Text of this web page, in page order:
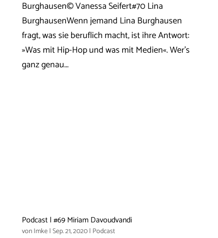
Burghausen© Vanessa Seifert#70 Lina
BurghausenWenn jemand Lina Burghausen
fragt, was sie beruflich macht, ist ihre Antwort:
»Was mit Hip-Hop und was mit Medien«. Wer’s
ganz genau...
Podcast | #69 Miriam Davoudvandi
vonImke|Sep. 21, 2020| Podcast